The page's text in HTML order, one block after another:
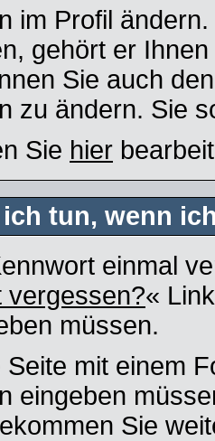
im Profil
gehört er
Sie auch
zu ändern. Sie
Sie hier
tun, wenn
einmal
vergessen?«
müssen.
mit einem
eingeben
Sie